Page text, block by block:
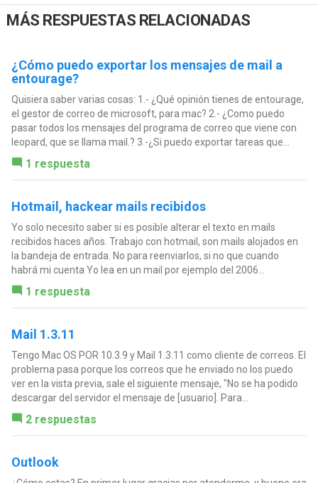
MÁS RESPUESTAS RELACIONADAS
¿Cómo puedo exportar los mensajes de mail a
entourage?
Quisiera saber varias cosas: 1.- ¿Qué opinión tienes de entourage,
el gestor de correo de microsoft, para mac? 2.- ¿Como puedo
pasar todos los mensajes del programa de correo que viene con
leopard, que se llama mail.? 3.-¿Si puedo exportar tareas que...
1 respuesta
Hotmail, hackear mails recibidos
Yo solo necesito saber si es posible alterar el texto en mails
recibidos haces años. Trabajo con hotmail, son mails alojados en
la bandeja de entrada. No para reenviarlos, si no que cuando
habrá mi cuenta Yo lea en un mail por ejemplo del 2006...
1 respuesta
Mail 1.3.11
Tengo Mac OS POR 10.3.9 y Mail 1.3.11 como cliente de correos. El
problema pasa porque los correos que he enviado no los puedo
ver en la vista previa, sale el siguiente mensaje, "No se ha podido
descargar del servidor el mensaje de [usuario]. Para...
2 respuestas
Outlook